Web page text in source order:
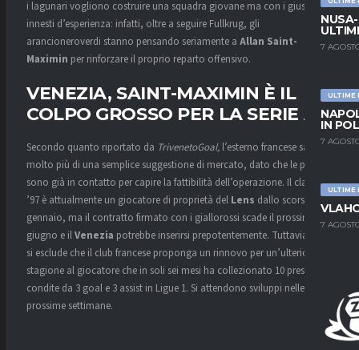
7
ULTIME
IN
7
ULTIME
7
i lagunari vogliono costruire una squadra giovane ma con i giusti
innesti d’esperienza: infatti, oltre a seguire Fullkrug, gli
arancioneroverdi stanno pensando seriamente a Allan Saint-
Maximin per rinforzare il proprio reparto offensivo.
VENEZIA, SAINT-MAXIMIN È IL
COLPO GROSSO PER LA SERIE A
Secondo quanto riportato da TrivenetoGoal, l’esterno francese sarebbe
molto più di una semplice suggestione di mercato, dato che le parti
sono già in contatto per capire la fattibilità dell’operazione. Il classe
’97 è attualmente un giocatore di proprietà del Lens dallo scorso
gennaio, ma il contratto firmato con i giallorossi scade il prossimo 30
giugno e ilVenezia potrebbe inserirsi prepotentemente. Tuttavia, non
si esclude che il club francese proponga un rinnovo per un’ulteriore
stagione al giocatore che in soli sei mesi ha collezionato 10 presenze
condite da 3 goal e 3 assist in Ligue 1. Si attendono sviluppi nelle
prossime settimane.